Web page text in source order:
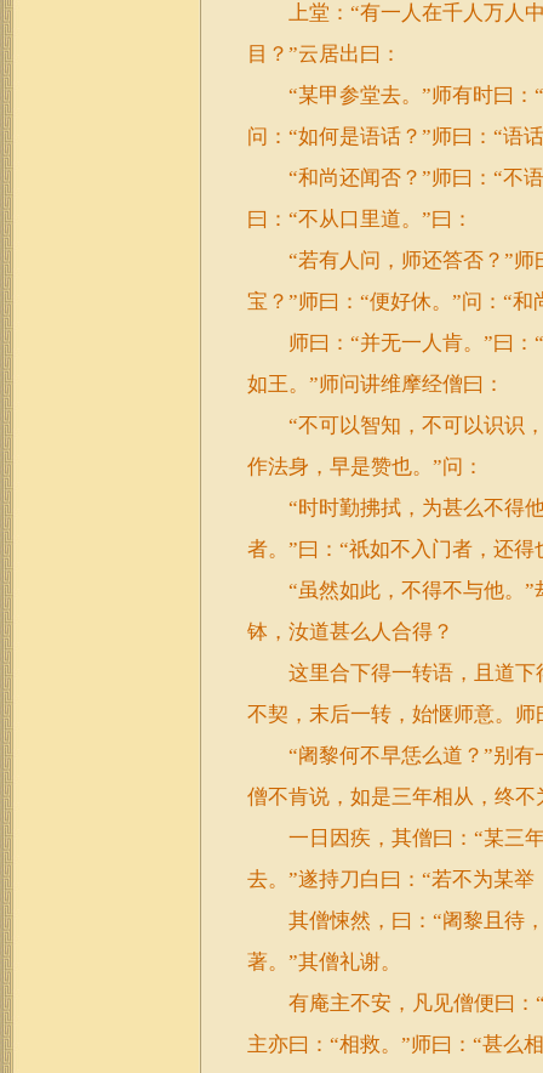
上堂：“有一人在千人万人中
目？”云居出曰：
“某甲参堂去。”师有时曰：“
问：“如何是语话？”师曰：“语
“和尚还闻否？”师曰：“不语
曰：“不从口里道。”曰：
“若有人问，师还答否？”师
宝？”师曰：“便好休。”问：“和
师曰：“并无一人肯。”曰：“
如王。”师问讲维摩经僧曰：
“不可以智知，不可以识识，
作法身，早是赞也。”问：
“时时勤拂拭，为甚么不得他
者。”曰：“祇如不入门者，还得
“虽然如此，不得不与他。”
钵，汝道甚么人合得？
这里合下得一转语，且道下
不契，末后一转，始惬师意。师
“阇黎何不早恁么道？”别有
僧不肯说，如是三年相从，终不
一日因疾，其僧曰：“某三年
去。”遂持刀白曰：“若不为某举
其僧悚然，曰：“阇黎且待，
著。”其僧礼谢。
有庵主不安，凡见僧便曰：“
主亦曰：“相救。”师曰：“甚么